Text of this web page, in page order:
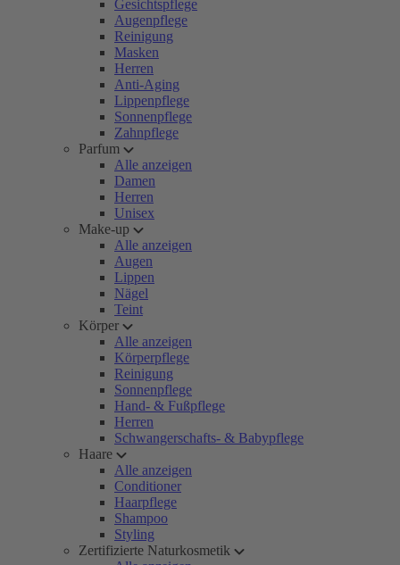
Gesichtspflege
Augenpflege
Reinigung
Masken
Herren
Anti-Aging
Lippenpflege
Sonnenpflege
Zahnpflege
Parfum
Alle anzeigen
Damen
Herren
Unisex
Make-up
Alle anzeigen
Augen
Lippen
Nägel
Teint
Körper
Alle anzeigen
Körperpflege
Reinigung
Sonnenpflege
Hand- & Fußpflege
Herren
Schwangerschafts- & Babypflege
Haare
Alle anzeigen
Conditioner
Haarpflege
Shampoo
Styling
Zertifizierte Naturkosmetik